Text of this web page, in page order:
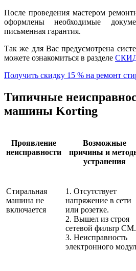
После проведения мастером
оформлены необходимые
письменная гарантия.
Так же для Вас предусмотрена
можете ознакомиться в разделе
Получить скидку 15 % на ремонт
Типичные
машины Korting
Проявление
неисправности
Возможные
причины и
устранения
Стиральная
машина не
включается
1. Отсутствует
напряжение в сети
или розетке.
2. Вышел из строя
сетевой фильтр СМ.
3. Неисправность
электронного